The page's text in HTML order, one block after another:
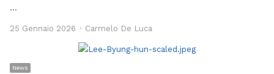
…
25 Gennaio 2026 Author
Carmelo De Luca
News